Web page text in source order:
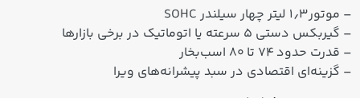
– موتور ۱٫۳ لیتر چهار سیلندر SOHC
– گیربکس دستی ۵ سرعته یا اتوماتیک در برخی بازارها
– قدرت حدود ۷۴ تا ۸۰ اسب‌بخار
– گزینه‌ای اقتصادی در سبد پیشرانه‌های ویرا